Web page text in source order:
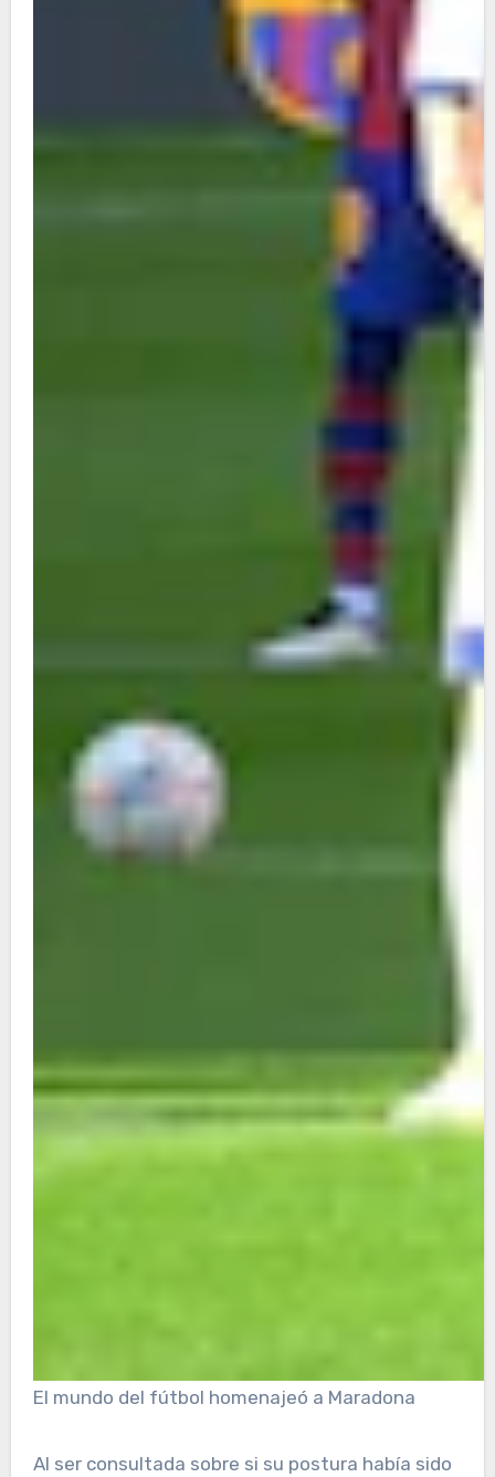
El mundo del fútbol homenajeó a Maradona
Al ser consultada sobre si su postura había sido